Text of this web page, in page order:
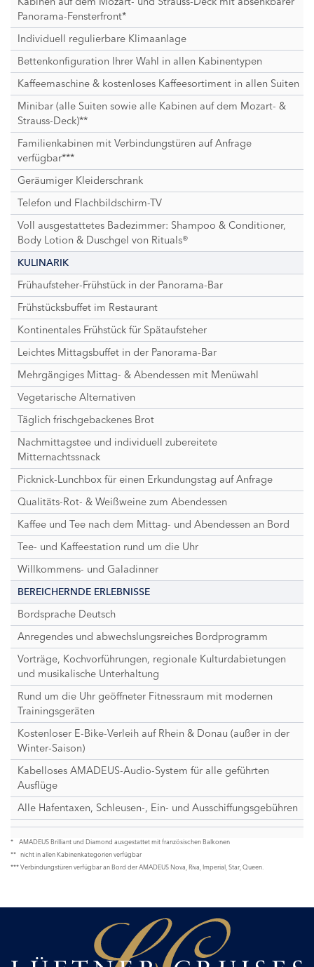
Panorama-Fensterfront*
Individuell regulierbare Klimaanlage
Bettenkonfiguration Ihrer Wahl in allen Kabinentypen
Kaffeemaschine & kostenloses Kaffeesortiment in allen Suiten
Minibar (alle Suiten sowie alle Kabinen auf dem Mozart- &
Strauss-Deck)**
Familienkabinen mit Verbindungstüren auf Anfrage
verfügbar***
Geräumiger Kleiderschrank
Telefon und Flachbildschirm-TV
Voll ausgestattetes Badezimmer: Shampoo & Conditioner,
Body Lotion & Duschgel von Rituals®
KULINARIK
Frühaufsteher-Frühstück in der Panorama-Bar
Frühstücksbuffet im Restaurant
Kontinentales Frühstück für Spätaufsteher
Leichtes Mittagsbuffet in der Panorama-Bar
Mehrgängiges Mittag- & Abendessen mit Menüwahl
Vegetarische Alternativen
Täglich frischgebackenes Brot
Nachmittagstee und individuell zubereitete
Mitternachtssnack
Picknick-Lunchbox für einen Erkundungstag auf Anfrage
Qualitäts-Rot- & Weißweine zum Abendessen
Kaffee und Tee nach dem Mittag- und Abendessen an Bord
Tee- und Kaffeestation rund um die Uhr
Willkommens- und Galadinner
BEREICHERNDE ERLEBNISSE
Bordsprache Deutsch
Anregendes und abwechslungsreiches Bordprogramm
Vorträge, Kochvorführungen, regionale Kulturdabietungen
und musikalische Unterhaltung
Rund um die Uhr geöffneter Fitnessraum mit modernen
Trainingsgeräten
Kostenloser E-Bike-Verleih auf Rhein & Donau (außer in der
Winter-Saison)
Kabelloses AMADEUS-Audio-System für alle geführten
Ausflüge
Alle Hafentaxen, Schleusen-, Ein- und Ausschiffungsgebühren
* AMADEUS Brilliant und Diamond ausgestattet mit französischen Balkonen
** nicht in allen Kabinenkategorien verfügbar
*** Verbindungstüren verfügbar an Bord der AMADEUS Nova, Riva, Imperial, Star, Queen.